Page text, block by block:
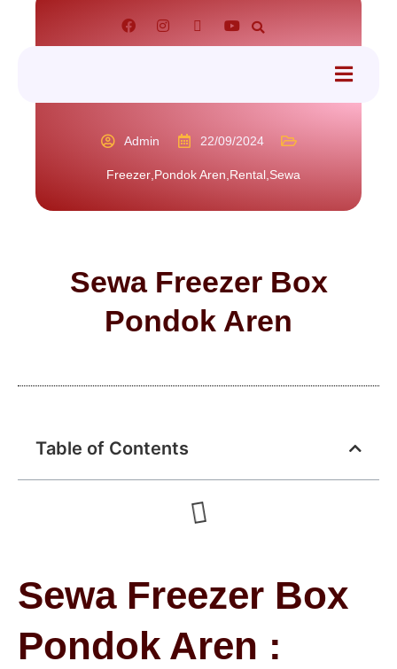
Admin 22/09/2024
Freezer,Pondok Aren,Rental,Sewa
Sewa Freezer Box
Pondok Aren
Table of Contents
Sewa Freezer Box
Pondok Aren :